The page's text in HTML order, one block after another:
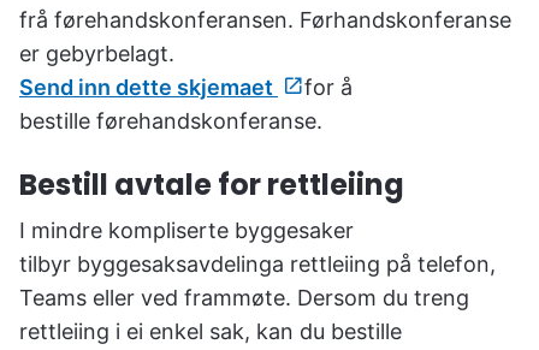
frå førehandskonferansen. Førhandskonferanse
er gebyrbelagt.
Send inn dette skjemaet
for å
bestille førehandskonferanse.
Bestill avtale for rettleiing
I mindre kompliserte byggesaker
tilbyr byggesaksavdelinga rettleiing på telefon,
Teams eller ved frammøte. Dersom du treng
rettleiing i ei enkel sak, kan du bestille